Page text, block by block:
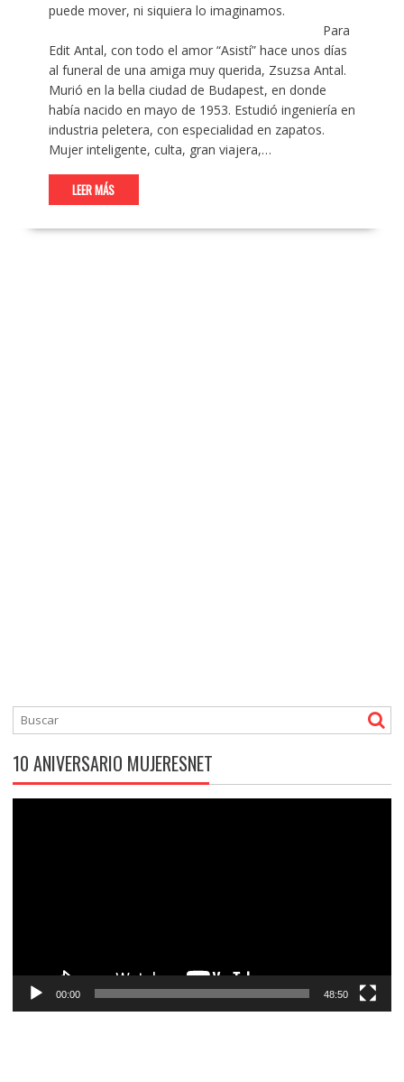
puede mover, ni siquiera lo imaginamos.
Para
Edit Antal, con todo el amor “Asistí” hace unos días
al funeral de una amiga muy querida, Zsuzsa Antal.
Murió en la bella ciudad de Budapest, en donde
había nacido en mayo de 1953. Estudió ingeniería en
industria peletera, con especialidad en zapatos.
Mujer inteligente, culta, gran viajera,…
LEER MÁS
10 ANIVERSARIO MUJERESNET
00:00 48:50